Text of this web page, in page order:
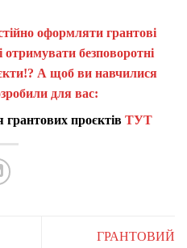
оформляти грантові
отримувати безповоротні
А щоб ви навчилися
для вас:
грантових проєктівТУТ
ГРАНТОВИЙ